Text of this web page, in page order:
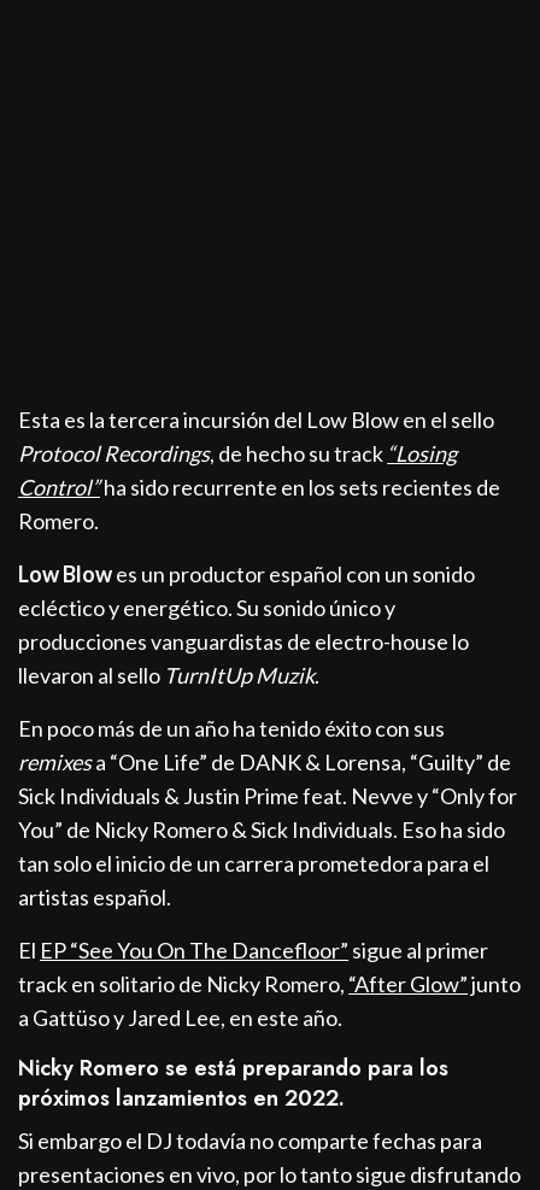
Esta es la tercera incursión del Low Blow en el sello
Protocol Recordings, de hecho su track “Losing
Control”ha sido recurrente en los sets recientes de
Romero.
Low Blowes un productor español con un sonido
ecléctico y energético. Su sonido único y
producciones vanguardistas de electro-house lo
llevaron al sello TurnItUp Muzik.
En poco más de un año ha tenido éxito con sus
remixesa “One Life” de DANK & Lorensa, “Guilty” de
Sick Individuals & Justin Prime feat. Nevve y “Only for
You” de Nicky Romero & Sick Individuals. Eso ha sido
tan solo el inicio de un carrera prometedora para el
artistas español.
El EP “See You On The Dancefloor” sigue al primer
track en solitario de Nicky Romero, “After Glow”junto
a Gattüso y Jared Lee, en este año.
Nicky Romero se está preparando para los
próximos lanzamientos en 2022.
Si embargo el DJ todavía no comparte fechas para
presentaciones en vivo, por lo tanto sigue disfrutando